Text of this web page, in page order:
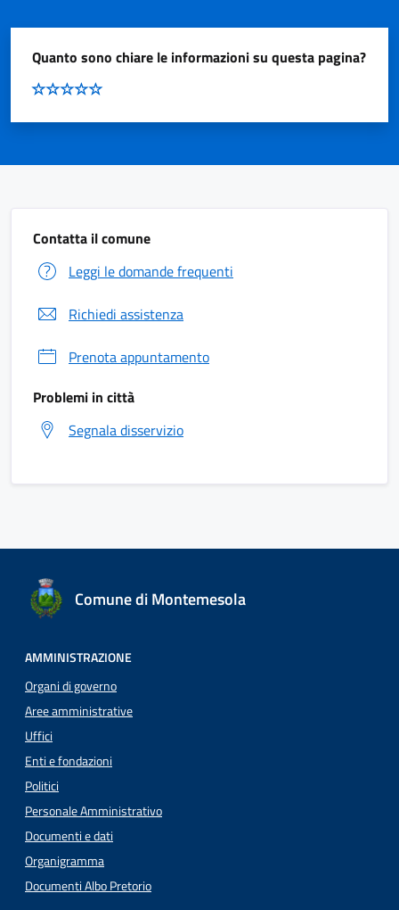
Quanto sono chiare le informazioni su questa pagina?
Contatta il comune
Leggi le domande frequenti
Richiedi assistenza
Prenota appuntamento
Problemi in città
Segnala disservizio
Comune di Montemesola
AMMINISTRAZIONE
Organi di governo
Aree amministrative
Uffici
Enti e fondazioni
Politici
Personale Amministrativo
Documenti e dati
Organigramma
Documenti Albo Pretorio